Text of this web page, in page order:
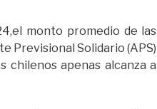
monto promedio de las
Previsional Solidario (APS)
chilenos apenas alcanza a